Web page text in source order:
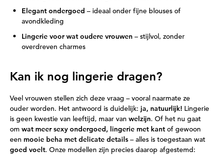
Elegant ondergoed – ideaal onder fijne blouses of
avondkleding
Lingerie voor wat oudere vrouwen – stijlvol, zonder
overdreven charmes
Kan ik nog lingerie dragen?
Veel vrouwen stellen zich deze vraag – vooral naarmate ze
ouder worden. Het antwoord is duidelijk: ja, natuurlijk! Lingerie
is geen kwestie van leeftijd, maar van welzijn. Of het nu gaat
om wat meer sexy ondergoed, lingerie met kant of gewoon
een mooie beha met delicate details – alles is toegestaan wat
goed voelt. Onze modellen zijn precies daarop afgestemd: